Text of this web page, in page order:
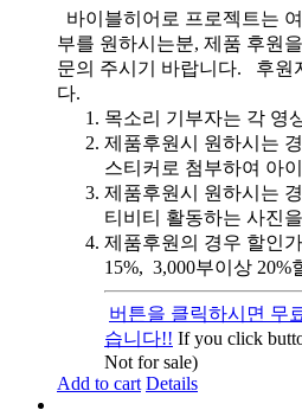
바이블히어로 프로젝트는
부를 원하시는분, 제품 후원
문의 주시기 바랍니다. 후원
다.
목소리 기부자는 각 영
제품후원시 원하시는
스티커로 첨부하여 아
제품후원시 원하시는
티비티 활동하는 사진
제품후원의 경우 할인
15%, 3,000부이상 20%
버튼을 클릭하시면 무
습니다!! If you click
Not for sale)
Add to cart Details